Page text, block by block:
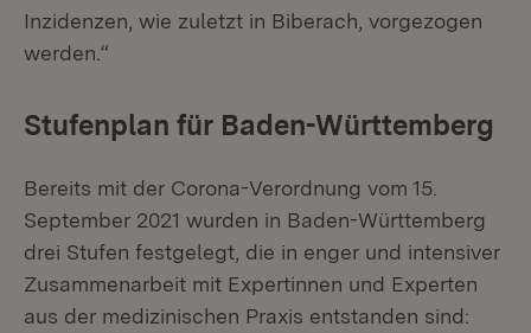
Inzidenzen, wie zuletzt in Biberach, vorgezogen
werden.“
Stufenplan für Baden-Württemberg
Bereits mit der Corona-Verordnung vom 15.
September 2021 wurden in Baden-Württemberg
drei Stufen festgelegt, die in enger und intensiver
Zusammenarbeit mit Expertinnen und Experten
aus der medizinischen Praxis entstanden sind: